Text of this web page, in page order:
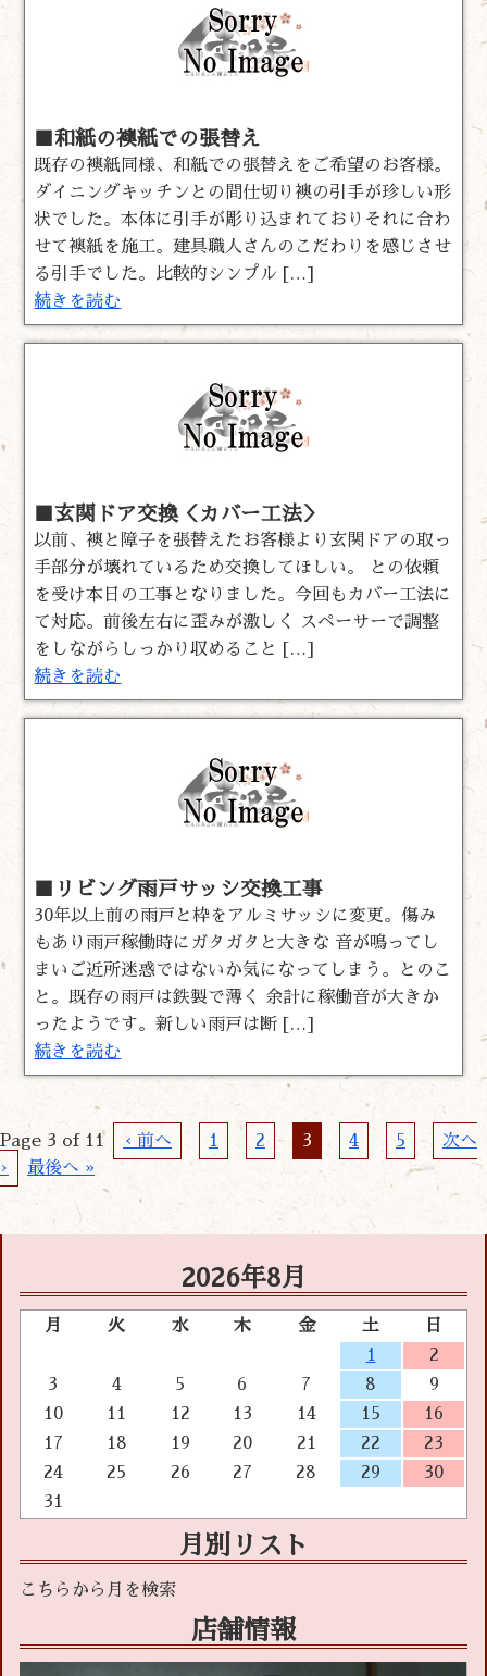
■和紙の襖紙での張替え
既存の襖紙同様、和紙での張替えをご希望のお客様。
ダイニングキッチンとの間仕切り襖の引手が珍しい形
状でした。本体に引手が彫り込まれておりそれに合わ
せて襖紙を施工。建具職人さんのこだわりを感じさせ
る引手でした。比較的シンプル […]
続きを読む
■玄関ドア交換＜カバー工法＞
以前、襖と障子を張替えたお客様より玄関ドアの取っ
手部分が壊れているため交換してほしい。 との依頼
を受け本日の工事となりました。今回もカバー工法に
て対応。前後左右に歪みが激しく スペーサーで調整
をしながらしっかり収めること […]
続きを読む
■リビング雨戸サッシ交換工事
30年以上前の雨戸と枠をアルミサッシに変更。傷み
もあり雨戸稼働時にガタガタと大きな 音が鳴ってし
まいご近所迷惑ではないか気になってしまう。とのこ
と。既存の雨戸は鉄製で薄く 余計に稼働音が大きか
ったようです。新しい雨戸は断 […]
続きを読む
Page 3 of 11 ‹ 前へ 1 2 3 4 5
次へ
›
最後へ »
2026年8月
月 火 水 木 金 土
日
1
2
3
4 5 6 7 8
9
10
11 12 13 14 15
16
17
18 19 20 21 22
23
24
25 26 27 28 29
30
31
月別リスト
店舗情報